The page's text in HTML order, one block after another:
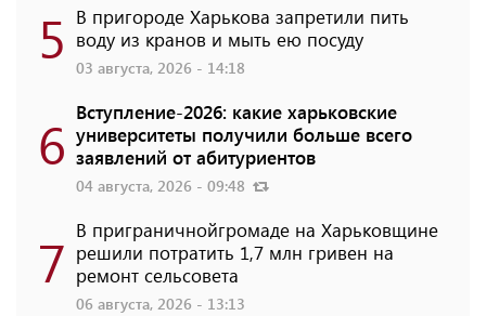
5 В пригороде Харькова запретили пить
воду из кранов и мыть ею посуду
03 августа, 2026 - 14:18
6 Вступление-2026: какие харьковские
университеты получили больше всего
заявлений от абитуриентов
04 августа, 2026 - 09:48
7 В приграничнойгромаде на Харьковщине
решили потратить 1,7 млн ​​гривен на
ремонт сельсовета
06 августа, 2026 - 13:13